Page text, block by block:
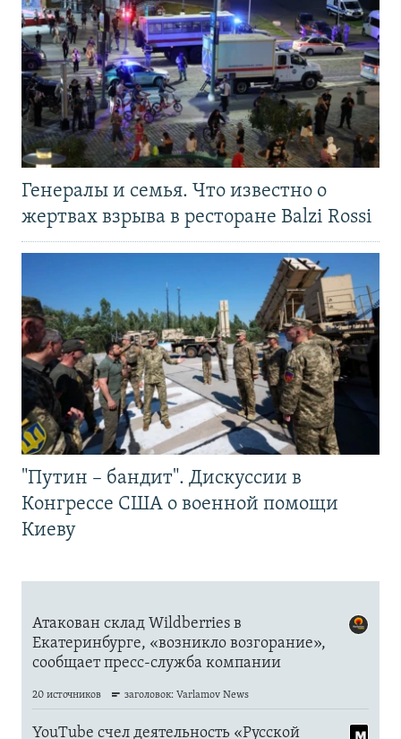
Генералы и семья. Что известно о
жертвах взрыва в ресторане Balzi Rossi
"Путин – бандит". Дискуссии в
Конгрессе США о военной помощи
Киеву